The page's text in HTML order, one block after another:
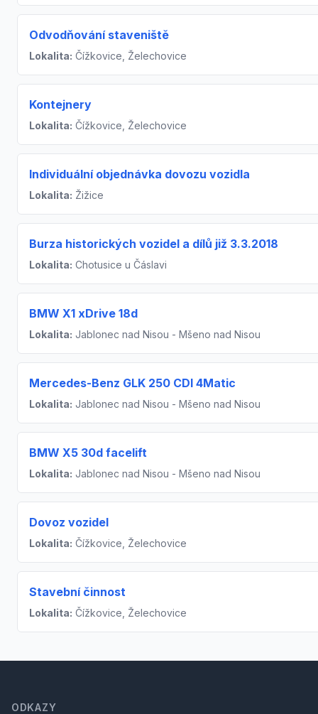
Odvodňování staveniště
Lokalita: Čížkovice, Želechovice
Kontejnery
Lokalita: Čížkovice, Želechovice
Individuální objednávka dovozu vozidla
Lokalita: Žižice
Burza historických vozidel a dílů již 3.3.2018
Lokalita: Chotusice u Čáslavi
BMW X1 xDrive 18d
Lokalita: Jablonec nad Nisou - Mšeno nad Nisou
Mercedes-Benz GLK 250 CDI 4Matic
Lokalita: Jablonec nad Nisou - Mšeno nad Nisou
BMW X5 30d facelift
Lokalita: Jablonec nad Nisou - Mšeno nad Nisou
Dovoz vozidel
Lokalita: Čížkovice, Želechovice
Stavební činnost
Lokalita: Čížkovice, Želechovice
ODKAZY